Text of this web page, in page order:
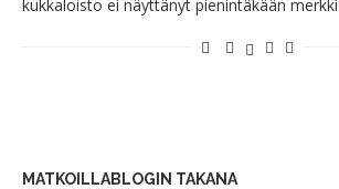
kukkaloisto ei näyttänyt pienintäkään
MATKOILLABLOGIN TAKANA